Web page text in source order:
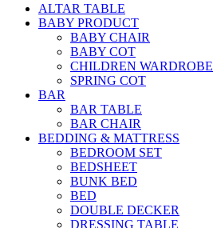
ALTAR TABLE
BABY PRODUCT
BABY CHAIR
BABY COT
CHILDREN WARDROBE
SPRING COT
BAR
BAR TABLE
BAR CHAIR
BEDDING & MATTRESS
BEDROOM SET
BEDSHEET
BUNK BED
BED
DOUBLE DECKER
DRESSING TABLE